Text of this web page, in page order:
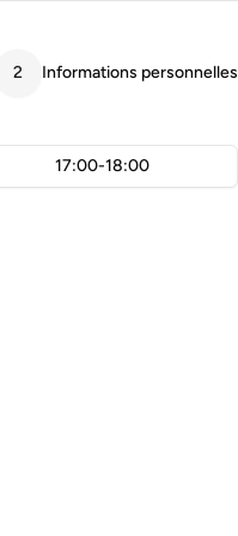
2 Informations personnelles
17:00-18:00